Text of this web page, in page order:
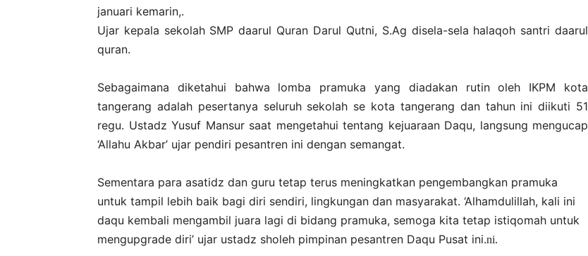
januari kemarin,.
Ujar kepala sekolah SMP daarul Quran Darul Qutni, S.Ag disela-sela halaqoh santri daarul
quran.
Sebagaimana diketahui bahwa lomba pramuka yang diadakan rutin oleh IKPM kota
tangerang adalah pesertanya seluruh sekolah se kota tangerang dan tahun ini diikuti 51
regu. Ustadz Yusuf Mansur saat mengetahui tentang kejuaraan Daqu, langsung mengucap
‘Allahu Akbar’ ujar pendiri pesantren ini dengan semangat.
Sementara para asatidz dan guru tetap terus meningkatkan pengembangkan pramuka
untuk tampil lebih baik bagi diri sendiri, lingkungan dan masyarakat. ‘Alhamdulillah, kali ini
daqu kembali mengambil juara lagi di bidang pramuka, semoga kita tetap istiqomah untuk
mengupgrade diri’ ujar ustadz sholeh pimpinan pesantren Daqu Pusat ini.ni.